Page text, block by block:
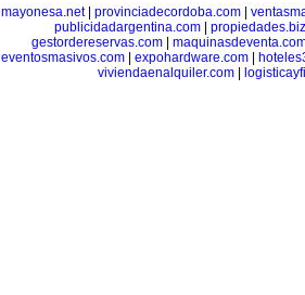
mayonesa.net| provinciadecordoba.com
publicidadargentina.com| propiedades.biz
gestordereservas.com|
eventosmasivos.com
expohardware.com
viviendaenalquiler.com